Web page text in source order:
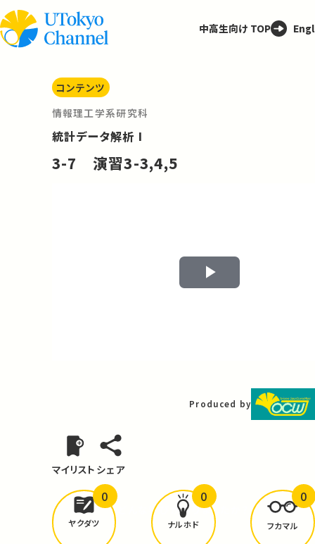
中高生向け TOP
コンテンツ
情報理工学系研究科
統計データ解析 I
3-7 演習3-3,4,5
Play
Produced by
マイリスト シェア
どんな学びがありましたか？
ヤクダツ
0
ナルホド
0
フカマル
0